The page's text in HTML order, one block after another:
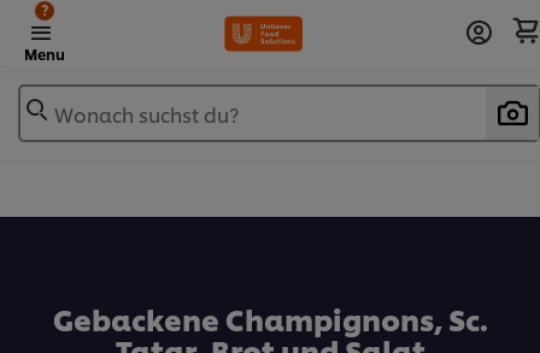
Menu
?
Wonach suchst du?
Gebackene Champignons, Sc.